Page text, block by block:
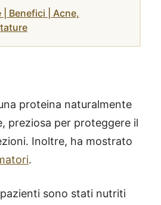
| Benefici | Acne,
proteina naturalmente
preziosa per proteggere il
Inoltre, ha mostrato
.
sono stati nutriti